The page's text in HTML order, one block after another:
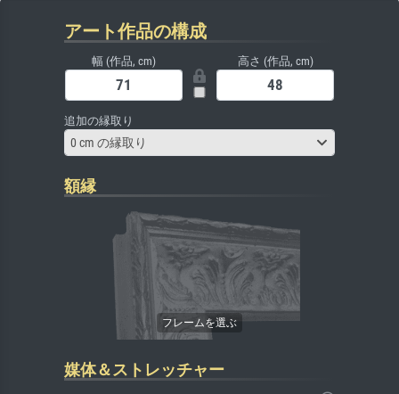
アート作品の構成
幅 (作品, cm) 高さ (作品, cm)
追加の縁取り
0 cm の縁取り
額縁
媒体＆ストレッチャー